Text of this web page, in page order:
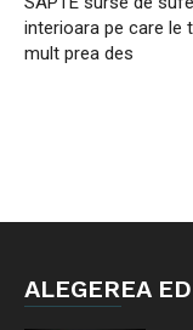
interioara pe care le
mult prea des
ALEGEREA